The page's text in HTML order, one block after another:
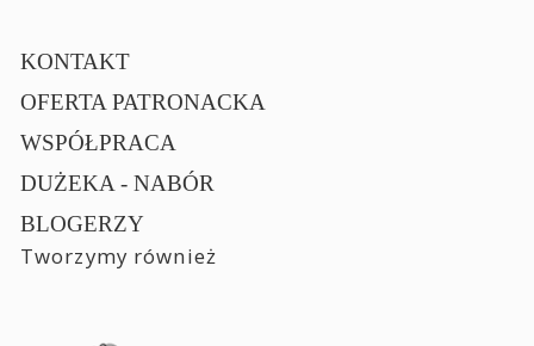
KONTAKT
OFERTA PATRONACKA
WSPÓŁPRACA
DUŻEKA - NABÓR
BLOGERZY
Tworzymy również